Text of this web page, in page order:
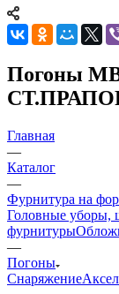
Погоны
Главная
—
Каталог
—
Фурнитура на
Головные уборы,
фурнитуры
—
Погоны
Снаряжение